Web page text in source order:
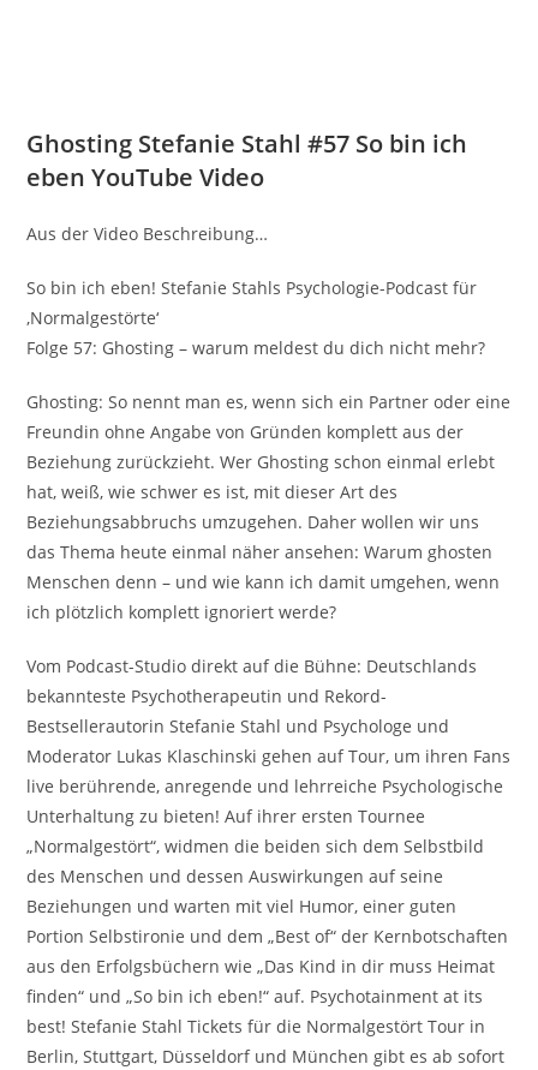
Ghosting Stefanie Stahl #57 So bin ich
eben YouTube Video
Aus der Video Beschreibung…
So bin ich eben! Stefanie Stahls Psychologie-Podcast für
‚Normalgestörte‘
Folge 57: Ghosting – warum meldest du dich nicht mehr?
Ghosting: So nennt man es, wenn sich ein Partner oder eine
Freundin ohne Angabe von Gründen komplett aus der
Beziehung zurückzieht. Wer Ghosting schon einmal erlebt
hat, weiß, wie schwer es ist, mit dieser Art des
Beziehungsabbruchs umzugehen. Daher wollen wir uns
das Thema heute einmal näher ansehen: Warum ghosten
Menschen denn – und wie kann ich damit umgehen, wenn
ich plötzlich komplett ignoriert werde?
Vom Podcast-Studio direkt auf die Bühne: Deutschlands
bekannteste Psychotherapeutin und Rekord-
Bestsellerautorin Stefanie Stahl und Psychologe und
Moderator Lukas Klaschinski gehen auf Tour, um ihren Fans
live berührende, anregende und lehrreiche Psychologische
Unterhaltung zu bieten! Auf ihrer ersten Tournee
„Normalgestört“, widmen die beiden sich dem Selbstbild
des Menschen und dessen Auswirkungen auf seine
Beziehungen und warten mit viel Humor, einer guten
Portion Selbstironie und dem „Best of“ der Kernbotschaften
aus den Erfolgsbüchern wie „Das Kind in dir muss Heimat
finden“ und „So bin ich eben!“ auf. Psychotainment at its
best! Stefanie Stahl Tickets für die Normalgestört Tour in
Berlin, Stuttgart, Düsseldorf und München gibt es ab sofort